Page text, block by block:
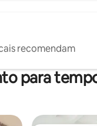
recomendam
para